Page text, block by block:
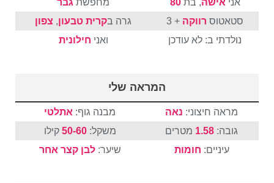
אני אישה, בת80 מחפשת גבר
סטאטוס רווקה + 3 גרה בקרית טבעון, צפון
נולדתי ב: לא עודכן
ואני חילונית
המראה שלי
מראה חיצוני: נאה מבנה גוף: אתלטי
גובה: 1.58 מטרים משקל:50-60 קילו
עיניים: חומות שיער:לבן קצר אחר